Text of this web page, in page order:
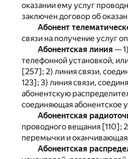
оказании ему услуг
заключен договор об
Абонент
связи на получение услуг
Абонентская линия —
телефонной установкой,
[257]; 2) линия связи,
123]; 3) линия связи,
абонентскую
соединяющая абонентское
Абонентская
проводного вещания [110];
перемычки и
Абонентская